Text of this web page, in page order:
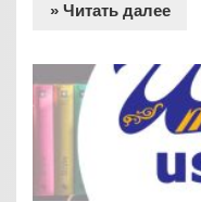
» Читать далее